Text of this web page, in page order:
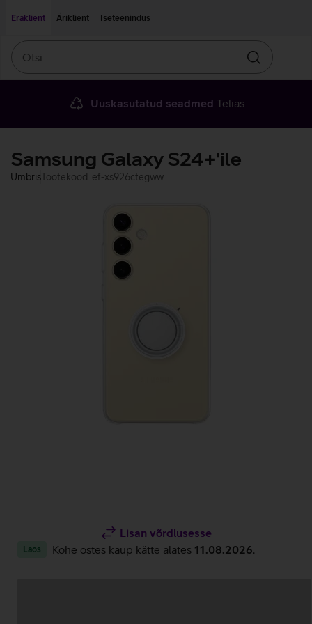
Eraklient
Äriklient Iseteenindus
Otsin
Uuskasutatud seadmed Telias
Samsung Galaxy S24+'ile
ÜmbrisTootekood: ef-xs926ctegww
Lisan võrdlusesse
Laos Kohe ostes kaup kätte alates 11.08.2026